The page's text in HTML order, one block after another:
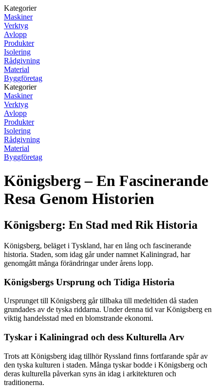
Kategorier
Maskiner
Verktyg
Avlopp
Produkter
Isolering
Rådgivning
Material
Byggföretag
Kategorier
Maskiner
Verktyg
Avlopp
Produkter
Isolering
Rådgivning
Material
Byggföretag
Königsberg – En Fascinerande
Resa Genom Historien
Königsberg: En Stad med Rik Historia
Königsberg, beläget i Tyskland, har en lång och fascinerande
historia. Staden, som idag går under namnet Kaliningrad, har
genomgått många förändringar under årens lopp.
Königsbergs Ursprung och Tidiga Historia
Ursprunget till Königsberg går tillbaka till medeltiden då staden
grundades av de tyska riddarna. Under denna tid var Königsberg en
viktig handelsstad med en blomstrande ekonomi.
Tyskar i Kaliningrad och dess Kulturella Arv
Trots att Königsberg idag tillhör Ryssland finns fortfarande spår av
den tyska kulturen i staden. Många tyskar bodde i Königsberg och
deras kulturella påverkan syns än idag i arkitekturen och
traditionerna.